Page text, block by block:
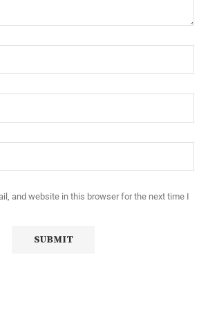
and website in this browser for the next time I